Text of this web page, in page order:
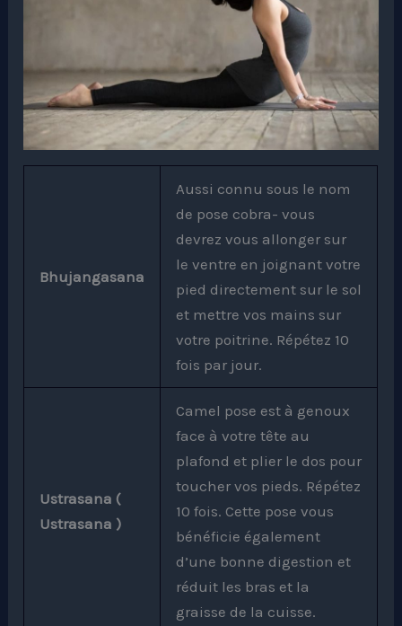
Bhujangasana
Aussi connu sous le nom
de pose cobra- vous
devrez vous allonger sur
le ventre en joignant votre
pied directement sur le sol
et mettre vos mains sur
votre poitrine. Répétez 10
fois par jour.
Ustrasana (
Ustrasana )
Camel pose est à genoux
face à votre tête au
plafond et plier le dos pour
toucher vos pieds. Répétez
10 fois. Cette pose vous
bénéficie également
d’une bonne digestion et
réduit les bras et la
graisse de la cuisse.